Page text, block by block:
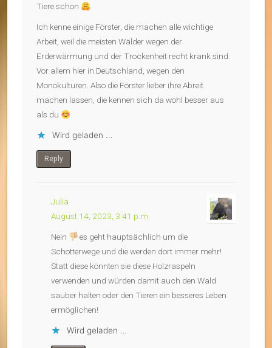
Tiere schon
Ich kenne einige Förster, die machen alle wichtige
Arbeit, weil die meisten Wälder wegen der
Erderwärmung und der Trockenheit recht krank sind.
Vor allem hier in Deutschland, wegen den
Monokulturen. Also die Förster lieber ihre Abreit
machen lassen, die kennen sich da wohl besser aus
als du
Wird geladen …
Reply
Julia
August 14, 2023, 3:41 p.m.
Nein
es geht hauptsächlich um die
Schotterwege und die werden dort immer mehr!
Statt diese könnten sie diese Holzraspeln
verwenden und würden damit auch den Wald
sauber halten oder den Tieren ein besseres Leben
ermöglichen!
Wird geladen …